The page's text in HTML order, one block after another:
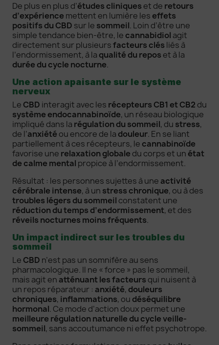
De plus en plus d’études cliniques et de retours
d’expérience mettent en lumière les effets
positifs du CBD sur le sommeil. Loin d’être une
simple tendance bien-être, le cannabidiol agit
directement sur plusieursfacteurs clés liés à
l’endormissement, à la qualité du repos et à la
durée du cycle nocturne.
Une action apaisante sur le système
nerveux
Le CBD interagit avec les récepteurs CB1 et CB2 du
système endocannabinoïde, un réseau biologique
impliqué dans la régulation du sommeil, du stress,
de l’anxiété ou encore de la douleur. En se liant
partiellement à ces récepteurs, le cannabinoïde
favorise une relaxation globale du corps et un état
de calme mental propice à l’endormissement.
Résultat : les personnes sujettes à une activité
cérébrale intense, à un stress chronique, ou à des
troubles légers du sommeil constatent une
réduction du temps d’endormissement, et des
réveils nocturnes moins fréquents.
Un impact indirect sur les troubles du
sommeil
Le CBD n’est pas un somnifère au sens
pharmacologique. Il ne « force » pas le sommeil,
mais agit en atténuant les facteurs qui nuisent à
un repos réparateur : anxiété, douleurs
chroniques, inflammations, ou déséquilibre
hormonal. Ce mode d’action doux permet une
meilleure régulation naturelle du cycle veille-
sommeil, sans accoutumance ni effet psychotrope.